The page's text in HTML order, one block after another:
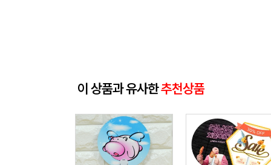
이 상품과 유사한추천상품